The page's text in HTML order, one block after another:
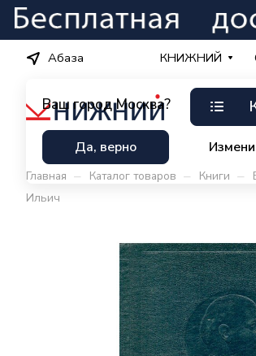
Абаза
Ваш город Москва?
Да, верно
КНИЖНИЙ
Главная – Каталог товаров – Книги –
Ильич